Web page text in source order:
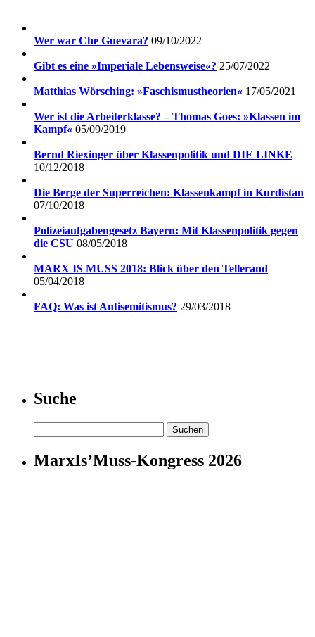
Wer war Che Guevara? 09/10/2022
Gibt es eine »Imperiale Lebensweise«? 25/07/2022
Matthias Wörsching: »Faschismustheorien« 17/05/2021
Wer ist die Arbeiterklasse? – Thomas Goes: »Klassen im
Kampf« 05/09/2019
Bernd Riexinger über Klassenpolitik und DIE LINKE
10/12/2018
Die Berge der Superreichen: Klassenkampf in Kurdistan
07/10/2018
Polizeiaufgabengesetz Bayern: Mit Klassenpolitik gegen
die CSU 08/05/2018
MARX IS MUSS 2018: Blick über den Tellerand
05/04/2018
FAQ: Was ist Antisemitismus? 29/03/2018
Suche
nach:
MarxIs’Muss-Kongress 2026